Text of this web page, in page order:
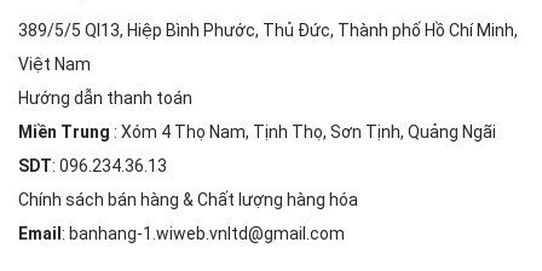
389/5/5 Ql13, Hiệp Bình Phước, Thủ Đức, Thành phố Hồ Chí Minh,
Việt Nam
Hướng dẫn thanh toán
Miền Trung : Xóm 4 Thọ Nam, Tịnh Thọ, Sơn Tịnh, Quảng Ngãi
SDT: 096.234.36.13
Chính sách bán hàng & Chất lượng hàng hóa
Email : banhang-1.wiweb.vnltd@gmail.com